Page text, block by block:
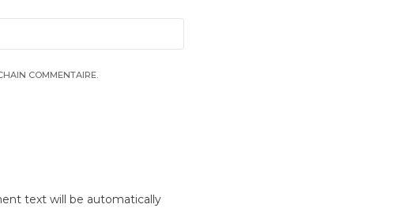
COMMENTAIRE.
text will be automatically